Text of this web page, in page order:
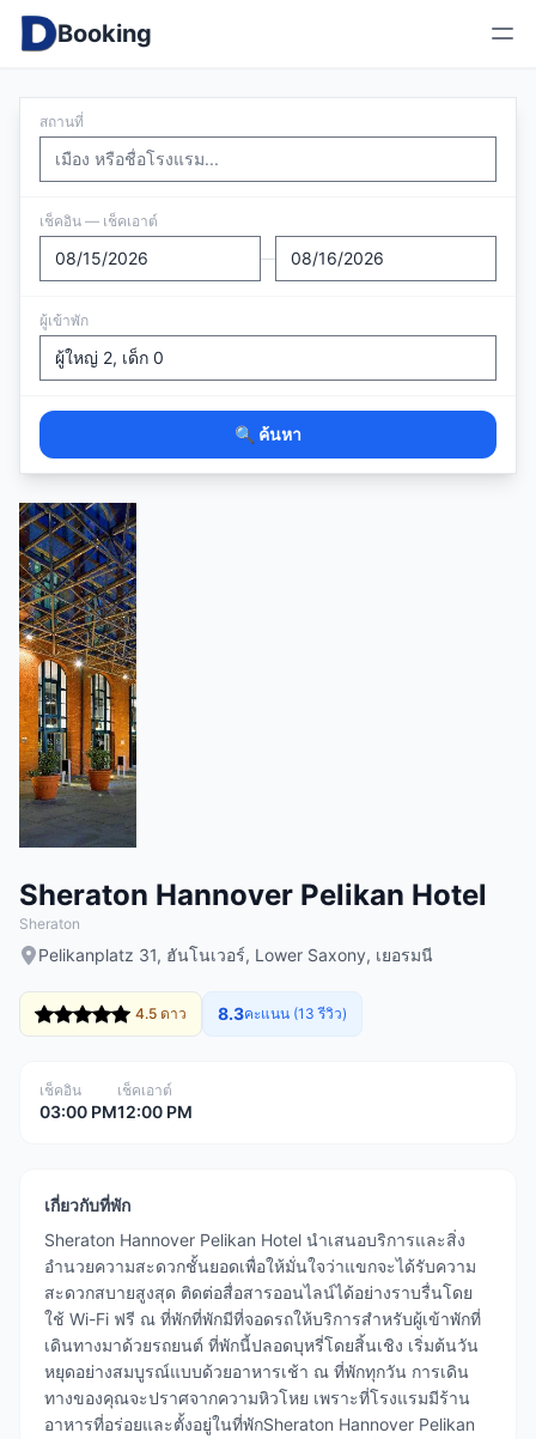
Booking
สถานที่
เช็คอิน — เช็คเอาต์
—
ผู้เข้าพัก
🔍 ค้นหา
Sheraton Hannover Pelikan Hotel
Sheraton
Pelikanplatz 31, ฮันโนเวอร์, Lower Saxony, เยอรมนี
4.5 ดาว 8.3คะแนน (13 รีวิว)
เช็คอิน
03:00 PM
เช็คเอาต์
12:00 PM
เกี่ยวกับที่พัก
Sheraton Hannover Pelikan Hotel นำเสนอบริการและสิ่ง
อำนวยความสะดวกชั้นยอดเพื่อให้มั่นใจว่าแขกจะได้รับความ
สะดวกสบายสูงสุด ติดต่อสื่อสารออนไลน์ได้อย่างราบรื่นโดย
ใช้ Wi-Fi ฟรี ณ ที่พักที่พักมีที่จอดรถให้บริการสำหรับผู้เข้าพักที่
เดินทางมาด้วยรถยนต์ ที่พักนี้ปลอดบุหรี่โดยสิ้นเชิง เริ่มต้นวัน
หยุดอย่างสมบูรณ์แบบด้วยอาหารเช้า ณ ที่พักทุกวัน การเดิน
ทางของคุณจะปราศจากความหิวโหย เพราะที่โรงแรมมีร้าน
อาหารที่อร่อยและตั้งอยู่ในที่พักSheraton Hannover Pelikan